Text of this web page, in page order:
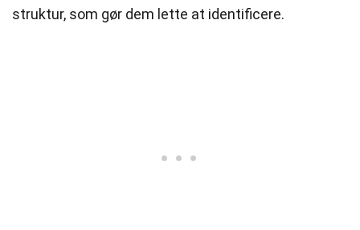
struktur, som gør dem lette at identificere.